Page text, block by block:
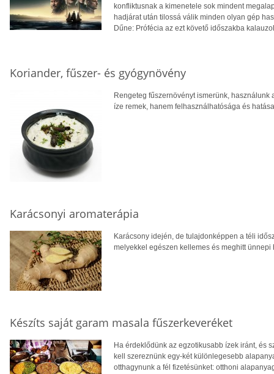
konfliktusnak a kimenetele sok mindent
hadjárat után tilossá válik minden olyan gép
Dűne: Prófécia az ezt követő időszakba
Koriander, fűszer- és gyógynövény
Rengeteg fűszernövényt ismerünk,
íze remek, hanem felhasználhatósága és
Karácsonyi aromaterápia
Karácsony idején, de tulajdonképpen a téli
melyekkel egészen kellemes és meghitt
Készíts saját garam masala fűszerkeveréket
Ha érdeklődünk az egzotikusabb ízek iránt, és
kell szereznünk egy-két különlegesebb
otthagynunk a fél fizetésünket: otthoni